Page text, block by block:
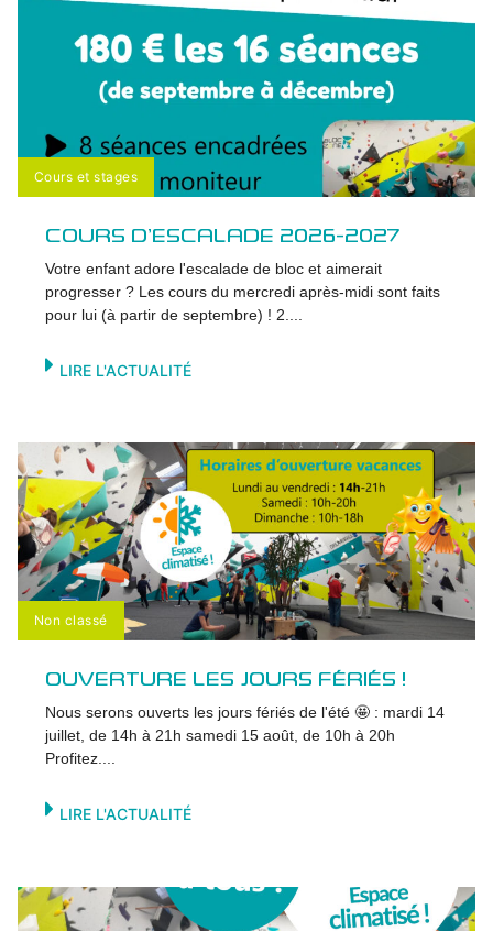
Cours et stages
COURS D’ESCALADE 2026-2027
Votre enfant adore l'escalade de bloc et aimerait
progresser ? Les cours du mercredi après-midi sont faits
pour lui (à partir de septembre) ! 2....
LIRE L'ACTUALITÉ
Non classé
OUVERTURE LES JOURS FÉRIÉS !
Nous serons ouverts les jours fériés de l'été 🤩 : mardi 14
juillet, de 14h à 21h samedi 15 août, de 10h à 20h
Profitez....
LIRE L'ACTUALITÉ